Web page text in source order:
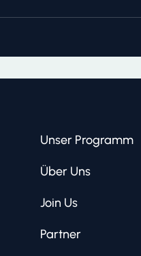
Unser Programm
Über Uns
Join Us
Partner